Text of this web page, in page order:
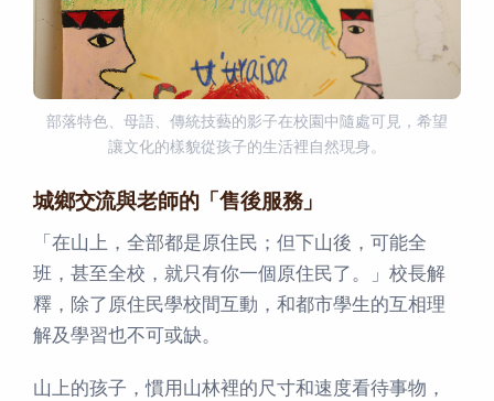
部落特色、母語、傳統技藝的影子在校園中隨處可見，希望
讓文化的樣貌從孩子的生活裡自然現身。
城鄉交流與老師的「售後服務」
「在山上，全部都是原住民；但下山後，可能全
班，甚至全校，就只有你一個原住民了。」校長解
釋，除了原住民學校間互動，和都市學生的互相理
解及學習也不可或缺。
山上的孩子，慣用山林裡的尺寸和速度看待事物，